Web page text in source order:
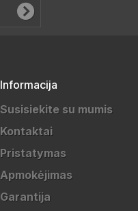
Informacija
Susisiekite su mumis
Kontaktai
Pristatymas
Apmokėjimas
Garantija